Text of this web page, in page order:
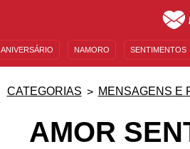
ANIVERSÁRIO NAMORO SENTIMENTOS
CATEGORIAS MENSAGENS E
AMOR